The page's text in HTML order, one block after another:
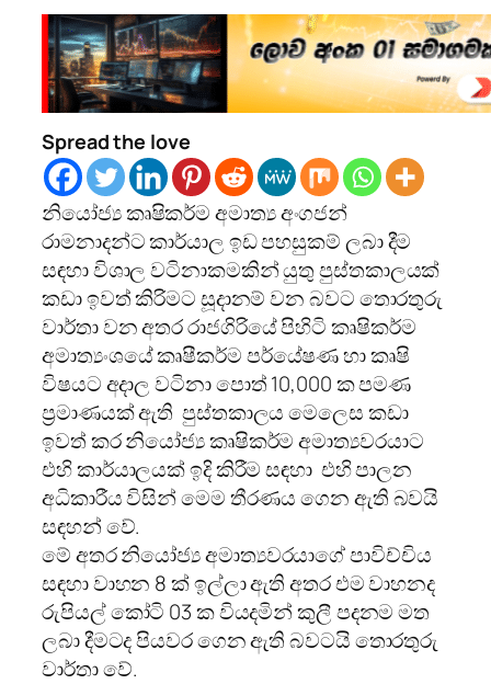
Spread the love
නියෝජ්‍ය කෘෂිකර්ම අමාත්‍ය අංගජන්
රාමනාදන්ට කාර්යාල ඉඩ පහසුකම් ලබා දීම
සඳහා විශාල වටිනාකමකින් යුතු පුස්තකාලයක්
කඩා ඉවත් කිරිමට සූදානම් වන බවට තොරතුරු
වාර්තා වන අතරරාජගිරියේ පිහිටි කෘෂිකර්ම
අමාත්‍යංශයේ කෘෂීකර්ම පර්යේෂණ හා කෘෂි
විෂයට අදාල වටිනා පොත් 10,000 ක පමණ
ප්‍රමාණයක් ඇති පුස්තකාලය මෙලෙස කඩා
ඉවත් කර නියෝජ්‍ය කෘෂිකර්ම අමාත්‍යවරයාට
එහි කාර්යාලයක් ඉදි කිරීම සඳහා එහි පාලන
අධිකාරීය විසින් මෙම තීරණය ගෙන ඇති බවයි
සඳහන් වේ.
මේ අතර නියෝජ්‍ය අමාත්‍යවරයාගේ පාවිච්චිය
සඳහා වාහන 8 ක් ඉල්ලා ඇති අතර එම වාහනද
රුපියල් කෝටි 03 ක වියදමින් කුලී පදනම මත
ලබා දීමටද පියවර ගෙන ඇති බවටයි තොරතුරු
වාර්තා වේ.